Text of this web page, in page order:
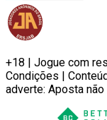
+18 | Jogue com
Condições |
adverte: Aposta